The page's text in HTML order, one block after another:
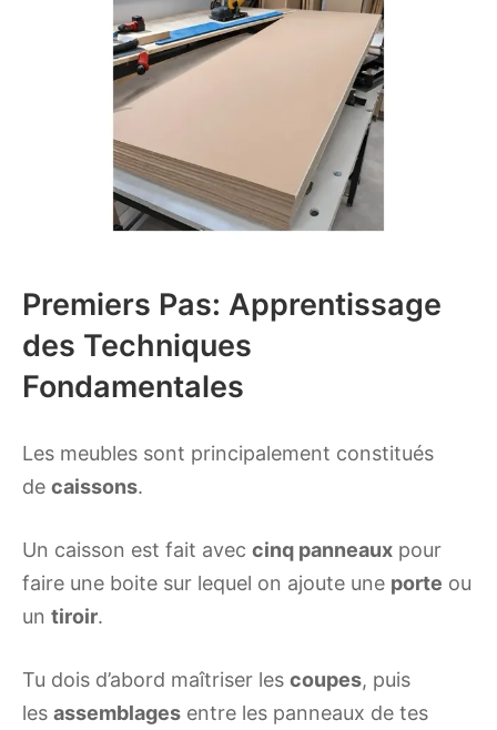
Premiers Pas: Apprentissage
des Techniques
Fondamentales
Les meubles sont principalement constitués
de caissons.
Un caisson est fait avec cinq panneaux pour
faire une boite sur lequel on ajoute une porte ou
un tiroir.
Tu dois d’abord maîtriser les coupes, puis
les assemblages entre les panneaux de tes